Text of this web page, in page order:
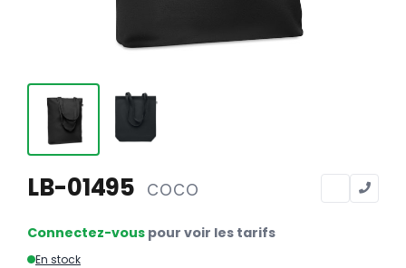
Calendriers
Calendriers bancaires
Tête de lettre
Enveloppes
Sous-mains
Chemises
LB-01495 COCO
Connectez-vous pour voir les tarifs
En stock